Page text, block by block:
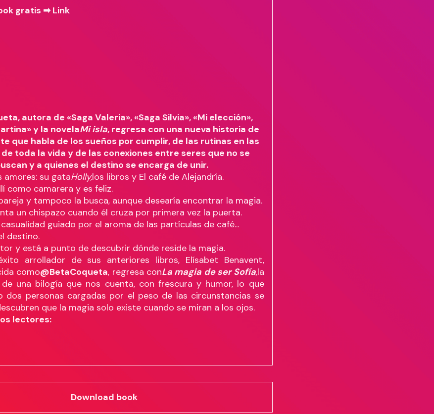
gratis ➡Link
autora de «Saga Valeria», «Saga Silvia», «Mi elección»,
y la novelaMi isla, regresa con una nueva historia de
que habla de los sueños por cumplir, de las rutinas en las
toda la vida y de las conexiones entre seres que no se
y a quienes el destino se encarga de unir.
amores: su gataHolly,los libros y El café de Alejandría.
como camarera y es feliz.
y tampoco la busca, aunque desearía encontrar la magia.
un chispazo cuando él cruza por primera vez la puerta.
guiado por el aroma de las partículas de café...
destino.
y está a punto de descubrir dónde reside la magia.
arrollador de sus anteriores libros, Elísabet Benavent,
como@BetaCoqueta, regresa conLa magia de ser Sofía,la
una bilogía que nos cuenta, con frescura y humor, lo que
dos personas cargadas por el peso de las circunstancias se
que la magia solo existe cuando se miran a los ojos.
lectores:
Download book